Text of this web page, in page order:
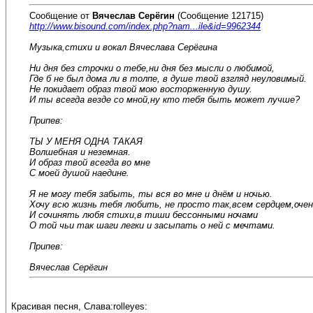
Сообщение от Вячеслав Серёгин (Сообщение 121715)
http://www.bisound.com/index.php?nam...ile&id=9962344
Музыка,стихи и вокал Вячеслава Серёгина
Ни дня без строчки о тебе,ни дня без мысли о любимой,
Где б не был дома ли в толпе, в душе твой взгляд неуловимый.
Не покидает образ твой мою восторженную душу.
И ты всегда везде со мной,ну кто тебя быть может лучше?
Припев:
ТЫ У МЕНЯ ОДНА ТАКАЯ
Волшебная и неземная.
И образ твой всегда во мне
С моей душой наедине.
Я не могу тебя забыть, ты вся во мне и днём и ночью.
Хочу всю жизнь тебя любить, не просто так,всем
И сочинять любя стихи,в тиши бессонными ночами
О той чьи так шаги легки и засыпать о ней с мечтами.
Припев:
Вячеслав Серёгин
Красивая песня, Слава:rolleyes: